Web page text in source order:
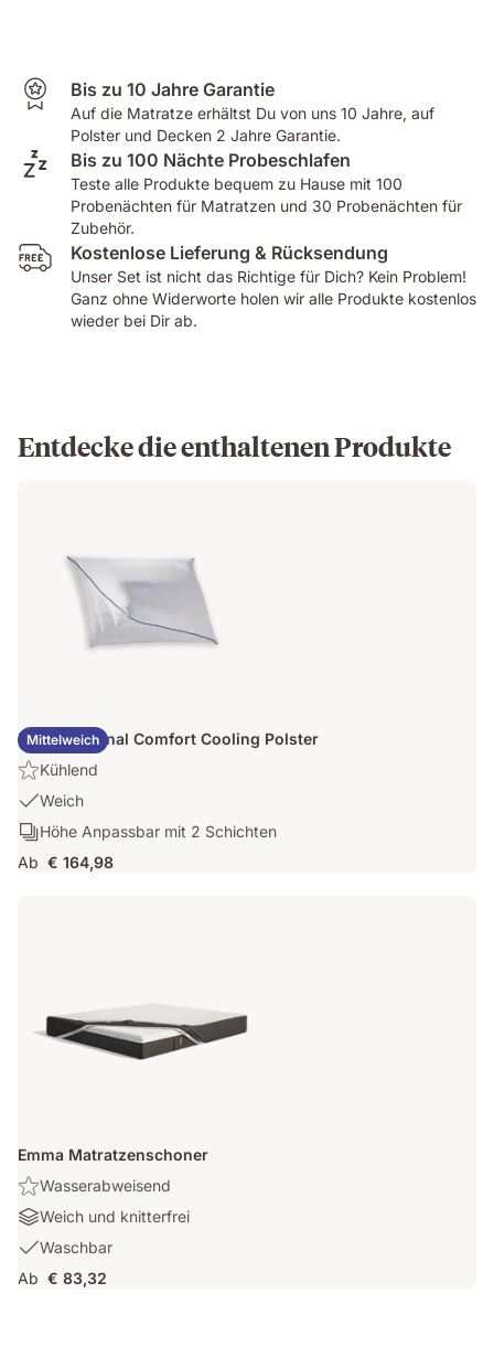
Bis zu 10 Jahre Garantie
Auf die Matratze erhältst Du von uns 10 Jahre, auf
Polster und Decken 2 Jahre Garantie.
Bis zu 100 Nächte Probeschlafen
Teste alle Produkte bequem zu Hause mit 100
Probenächten für Matratzen und 30 Probenächten für
Zubehör.
Kostenlose Lieferung & Rücksendung
Unser Set ist nicht das Richtige für Dich? Kein Problem!
Ganz ohne Widerworte holen wir alle Produkte kostenlos
wieder bei Dir ab.
Entdecke die enthaltenen Produkte
Mittelweich
Emma Original Comfort Cooling Polster
Highlight:
Kühlend
Kühlend
USP
1:
Weich
Weich
Schichten:
Höhe
Anpassbar
Höhe Anpassbar mit 2 Schichten
Ab € 164,98
Emma Matratzenschoner
Highlight:
Wasserabweisend
Wasserabweisend
Materialien:
Weich
und
knitterfrei
Weich und knitterfrei
Waschbar:
Waschbar
Waschbar
Ab € 83,32